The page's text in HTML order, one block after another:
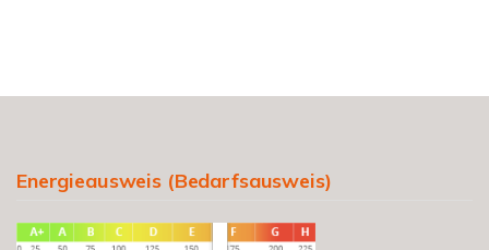
Energieausweis (Bedarfsausweis)